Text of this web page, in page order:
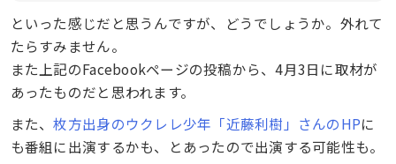
といった感じだと思うんですが、どうでしょうか。外れて
たらすみません。
また上記のFacebookページの投稿から、4月3日に取材が
あったものだと思われます。
また、枚方出身のウクレレ少年「近藤利樹」さんのHPに
も番組に出演するかも、とあったので出演する可能性も。